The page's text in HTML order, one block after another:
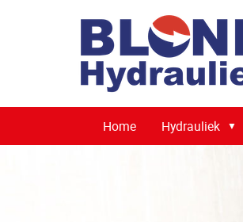
Home Hydrauliek